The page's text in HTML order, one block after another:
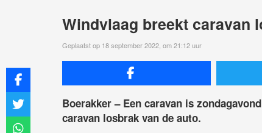
Windvlaag breekt caravan
Geplaatst op 18 september 2022, om 21:12 uur
Boerakker – Een caravan is
caravan losbrak van de auto.